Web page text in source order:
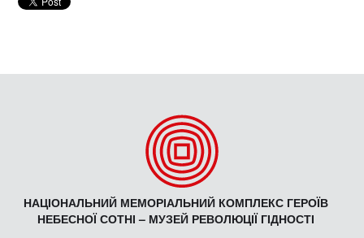
НАЦІОНАЛЬНИЙ МЕМОРІАЛЬНИЙ КОМПЛЕКС ГЕРОЇВ
НЕБЕСНОЇ СОТНІ – МУЗЕЙ РЕВОЛЮЦІЇ ГІДНОСТІ